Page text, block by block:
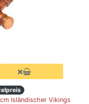
Isländischer Vikings